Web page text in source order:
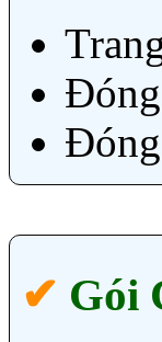
✔‎ Gói